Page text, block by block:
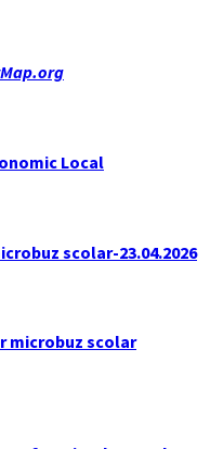
Local
scolar-23.04.2026
microbuz scolar